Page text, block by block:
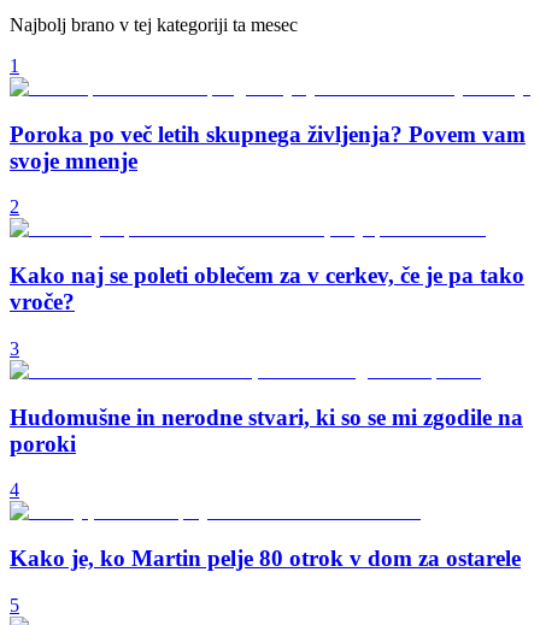
Najbolj brano v tej kategoriji ta mesec
1
Poroka po več letih skupnega življenja? Povem vam
svoje mnenje
2
Kako naj se poleti oblečem za v cerkev, če je pa tako
vroče?
3
Hudomušne in nerodne stvari, ki so se mi zgodile na
poroki
4
Kako je, ko Martin pelje 80 otrok v dom za ostarele
5